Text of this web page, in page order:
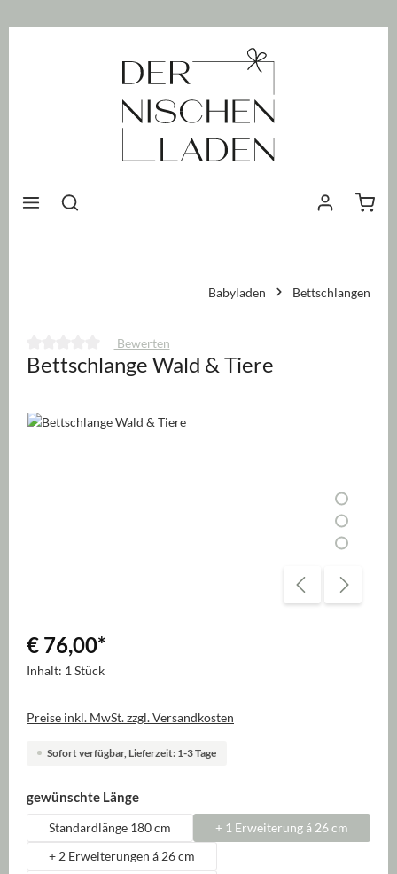
Babyladen Bettschlangen
Durchschnittliche Bewertung von 0 von 5 Sternen
Bewerten
Bettschlange Wald & Tiere
Bildergalerie überspringen
€ 76,00*
Inhalt: 1 Stück
Preise inkl. MwSt. zzgl. Versandkosten
Sofort verfügbar, Lieferzeit: 1-3 Tage
gewünschte Längeauswählen
Standardlänge 180 cm
+ 1 Erweiterung á 26 cm
+ 2 Erweiterungen á 26 cm